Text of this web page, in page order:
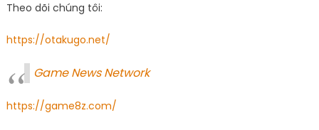
Theo dõi chúng tôi:
https://otakugo.net/
Game News Network
https://game8z.com/